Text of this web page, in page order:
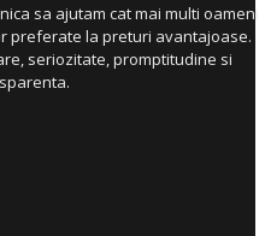
sa ajutam cat mai multi oameni
preferate la preturi avantajoase.
seriozitate, promptitudine si